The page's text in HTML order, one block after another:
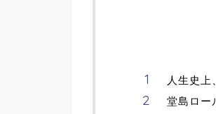
人生史上
堂島ロー